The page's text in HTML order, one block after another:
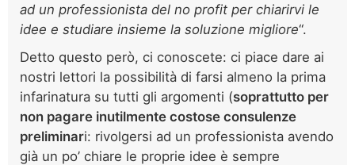
ad un professionista del no profit per chiarirvi le
idee e studiare insieme la soluzione migliore“.
Detto questo però, ci conoscete: ci piace dare ai
nostri lettori la possibilità di farsi almeno la prima
infarinatura su tutti gli argomenti (soprattutto per
non pagare inutilmente costose consulenze
preliminari: rivolgersi ad un professionista avendo
già un po’ chiare le proprie idee è sempre